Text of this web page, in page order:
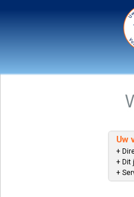
Uw
+
+ Dit
+